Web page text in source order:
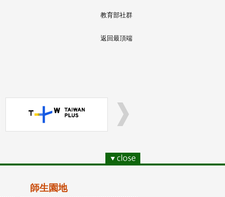
教育部社群
返回最頂端
師生園地